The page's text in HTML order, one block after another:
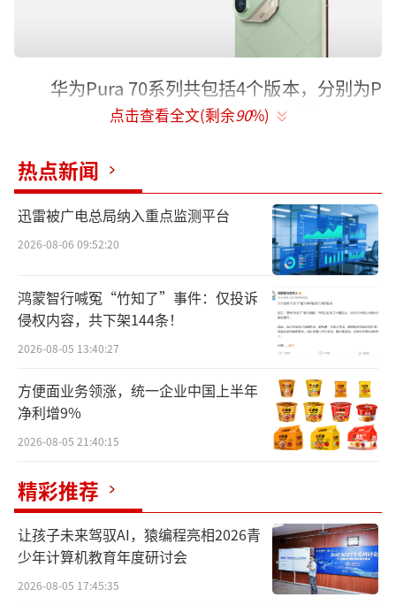
华为Pura 70系列共包括4个版本，分别为P
ura70、Pura70 Pro、Pura70 Pro+以及Pura70
9元起以及9999元起，最高配置售价10999元。
目前，仅有华为Pura 70 Pro和Pura70 Ultr
a两个版本在售，Pura70和Pura70 Pro+则会在
性能尚可、主打拍照
华为Pura70定位高端市场，四款机型对标
苹果iPhone 15系列，售价也基本重合。
配置方面，华为Pura70系列采用了麒麟90
分截图来看，Geekbenc 6单核成绩为1442分，
多核4471分，性能接近高通骁龙8 Gen2，相比
苹果iPhone 15系列、小米14系列还是有些差
距。
点击查看全文(剩余90%)
热点新闻
迅雷被广电总局纳入重点监测平台
2026-08-06 09:52:20
鸿蒙智行喊冤“竹知了”事件：仅投诉
侵权内容，共下架144条！
2026-08-05 13:40:27
方便面业务领涨，统一企业中国上半年
净利增9%
2026-08-05 21:40:15
精彩推荐
让孩子未来驾驭AI，猿编程亮相2026青
少年计算机教育年度研讨会
2026-08-05 17:45:35